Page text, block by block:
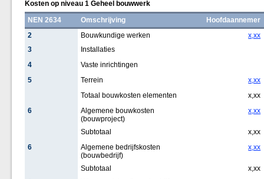
Kosten op niveau 1 Geheel bouwwerk
NEN 2634
Omschrijving
Hoofdaannemer
2
Bouwkundige werken
x,xx
3
Installaties
4
Vaste inrichtingen
5
Terrein
x,xx
Totaal bouwkosten elementen
x,xx
6
Algemene bouwkosten
(bouwproject)
x,xx
Subtotaal
x,xx
6
Algemene bedrijfskosten
(bouwbedrijf)
x,xx
Subtotaal
x,xx